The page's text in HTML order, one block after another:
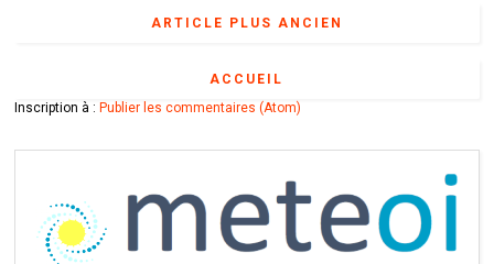
ARTICLE PLUS ANCIEN
ACCUEIL
Inscription à : Publier les commentaires (Atom)